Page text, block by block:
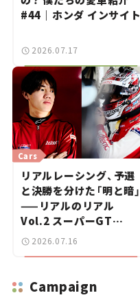
#44｜ホンダ インサイト
2026.07.17
Cars
リアルレーシング、予選
と決勝を分けた「明と暗」
——リアルのリアル
Vol.2 スーパーGT
2026開幕戦 岡山国際サ
2026.07.16
Campaign